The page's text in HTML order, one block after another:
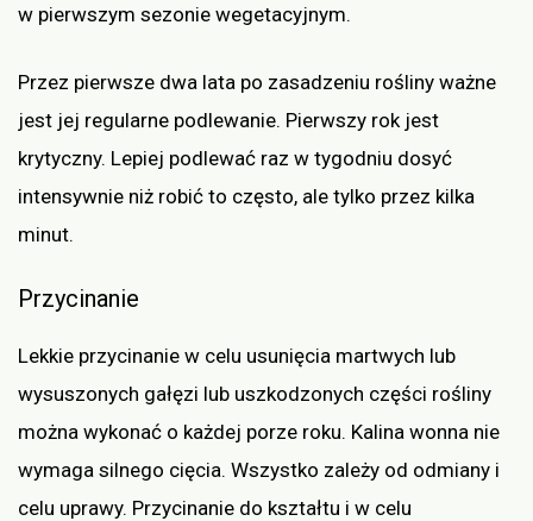
w pierwszym sezonie wegetacyjnym.
Przez pierwsze dwa lata po zasadzeniu rośliny ważne
jest jej regularne podlewanie. Pierwszy rok jest
krytyczny. Lepiej podlewać raz w tygodniu dosyć
intensywnie niż robić to często, ale tylko przez kilka
minut.
Przycinanie
Lekkie przycinanie w celu usunięcia martwych lub
wysuszonych gałęzi lub uszkodzonych części rośliny
można wykonać o każdej porze roku. Kalina wonna nie
wymaga silnego cięcia. Wszystko zależy od odmiany i
celu uprawy. Przycinanie do kształtu i w celu